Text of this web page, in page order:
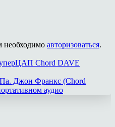
необходимо авторизоваться.
Chord DAVE
Джон Франкс (Chord
аудио